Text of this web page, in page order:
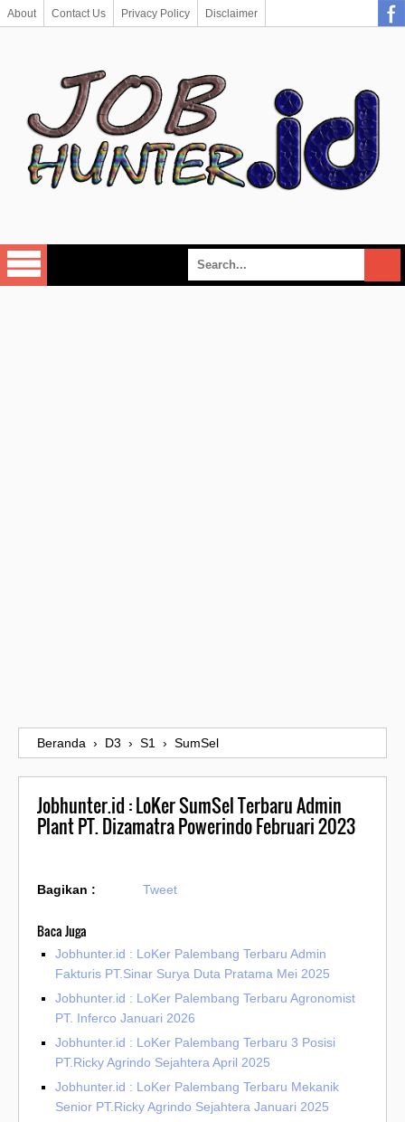
About Contact Us Privacy Policy Disclaimer
Beranda › D3 › S1 › SumSel
Jobhunter.id : LoKer SumSel Terbaru Admin
Plant PT. Dizamatra Powerindo Februari 2023
Bagikan : Tweet
Baca Juga
Jobhunter.id : LoKer Palembang Terbaru Admin
Fakturis PT.Sinar Surya Duta Pratama Mei 2025
Jobhunter.id : LoKer Palembang Terbaru Agronomist
PT. Inferco Januari 2026
Jobhunter.id : LoKer Palembang Terbaru 3 Posisi
PT.Ricky Agrindo Sejahtera April 2025
Jobhunter.id : LoKer Palembang Terbaru Mekanik
Senior PT.Ricky Agrindo Sejahtera Januari 2025